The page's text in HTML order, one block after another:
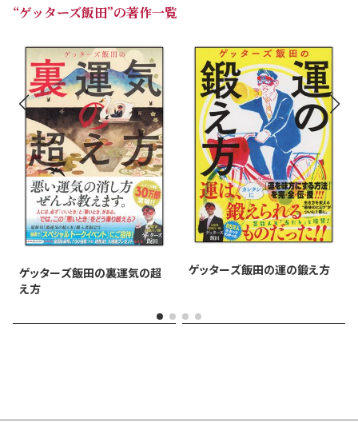
＞＞ 開運の声が「とんでもない量」届いています！
日使えます！ スゴイ！」（50代／女性）
☆「こんな一面が自分自身にあるのだと気付かされまし
た。」（30代／女性）
☆「不安な時や背中を押してもらいたい時に読んでま
す。」（20代／女性）
☆「すごくわかりやすくて買って本当によかった。もっと
早くから買ってみればよかったです。」（40代／男性）
☆「開運のつぶやきが心に響きます。その言葉1つ1つがあ
りがたいです。」（40代／女性）
その秘密は、ぎっしり詰まった“中身”にあります。
“ゲッターズ飯田”の著作一覧
ゲッターズ飯田の裏運気の超
え方
ゲッターズ飯田の運の鍛え方